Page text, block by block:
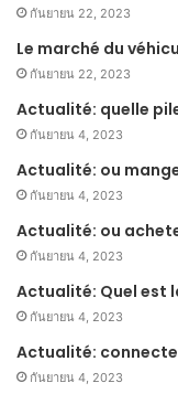
กันยายน 22, 2023
Le marché du
กันยายน 22, 2023
Actualité: quelle
กันยายน 4, 2023
Actualité: ou
กันยายน 4, 2023
Actualité: ou
กันยายน 4, 2023
Actualité: Quel est
กันยายน 4, 2023
Actualité:
กันยายน 4, 2023